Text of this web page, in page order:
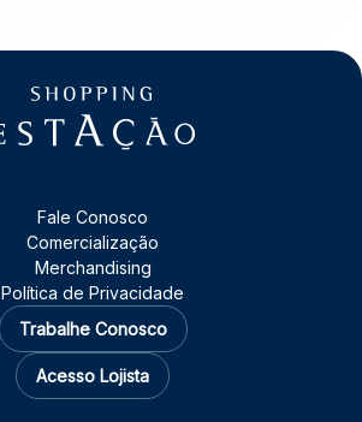
Fale Conosco
Comercialização
Merchandising
Política de Privacidade
Trabalhe Conosco
Acesso Lojista